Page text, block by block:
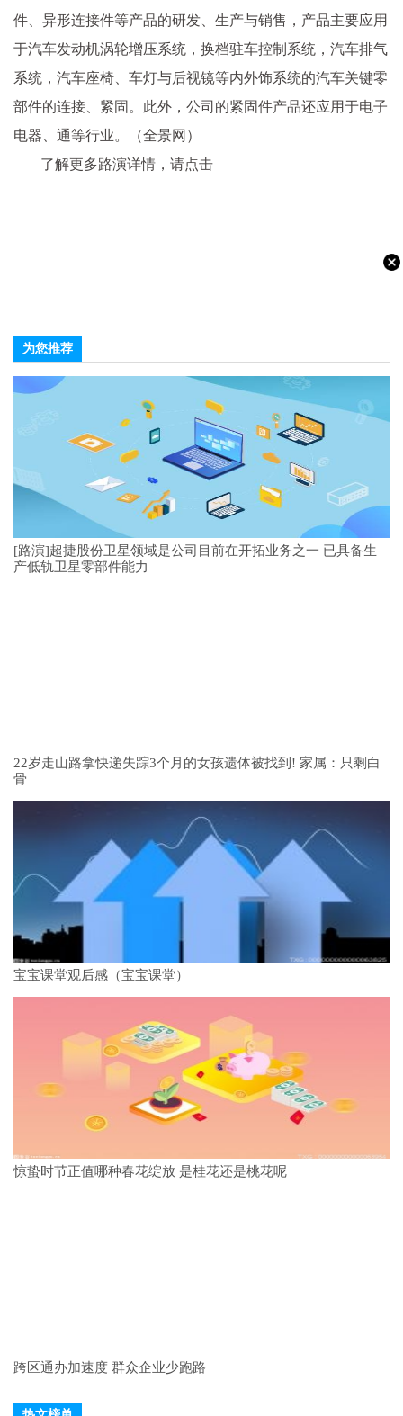
件、异形连接件等产品的研发、生产与销售，产品主要应用
于汽车发动机涡轮增压系统，换档驻车控制系统，汽车排气
系统，汽车座椅、车灯与后视镜等内外饰系统的汽车关键零
部件的连接、紧固。此外，公司的紧固件产品还应用于电子
电器、通等行业。（全景网）
了解更多路演详情，请点击
为您推荐
[路演]超捷股份卫星领域是公司目前在开拓业务之一 已具备生
产低轨卫星零部件能力
22岁走山路拿快递失踪3个月的女孩遗体被找到! 家属：只剩白
骨
宝宝课堂观后感（宝宝课堂）
惊蛰时节正值哪种春花绽放 是桂花还是桃花呢
跨区通办加速度 群众企业少跑路